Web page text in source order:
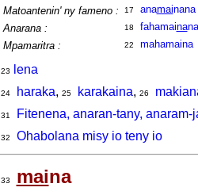
Matoantenin' ny fameno :
17 anamainana
Anarana :
18 fahamainana
Mpamaritra :
22 mahamaina
23
lena
24 haraka, 25 karakaina, 26
31
Fitenena, anaran-tany,
32 Ohabolana misy io teny io
33 maina